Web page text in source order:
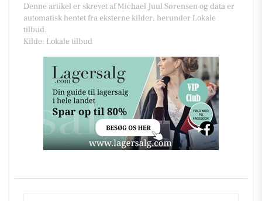
Denne artikel er skrevet af Michael Juul Sørensen og data er
automatisk hentet fra eksterne kilder, herunder Lokale
tilbud.
Kilde: Lokale tilbud